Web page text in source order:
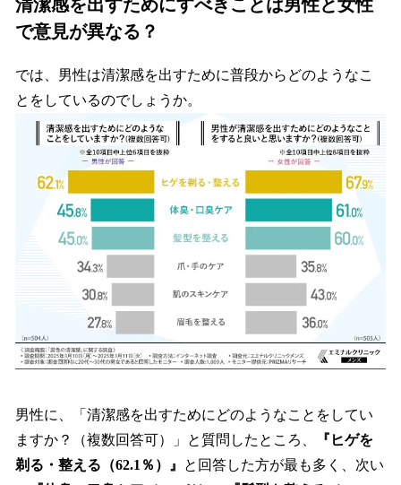
清潔感を出すためにすべきことは男性と女性
で意見が異なる？
では、男性は清潔感を出すために普段からどのようなこ
とをしているのでしょうか。
男性に、「清潔感を出すためにどのようなことをしてい
ますか？（複数回答可）」と質問したところ、
『ヒゲを
剃る・整える（62.1％）』
と回答した方が最も多く、次い